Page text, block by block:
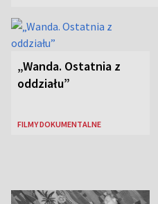
„Wanda. Ostatnia z
oddziału”
FILMY DOKUMENTALNE